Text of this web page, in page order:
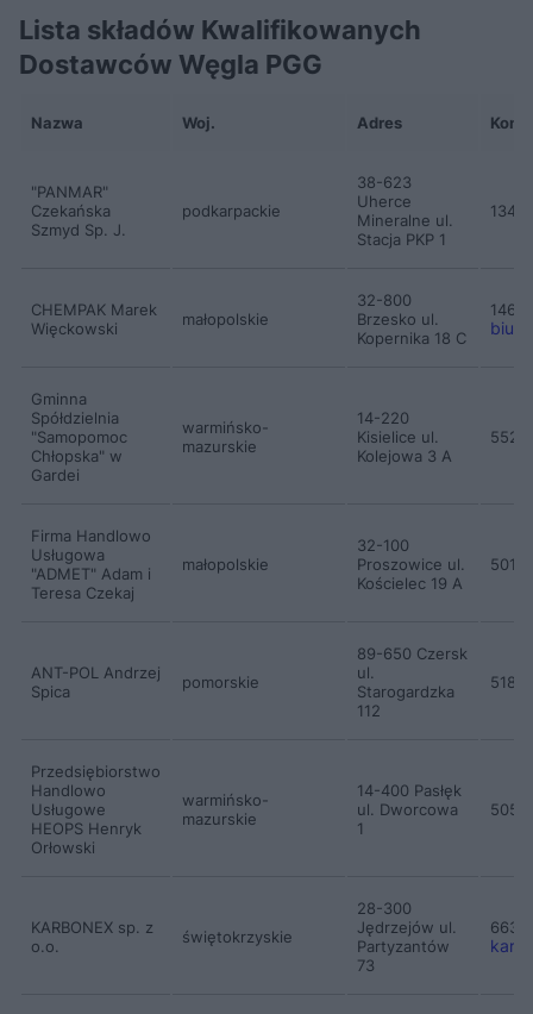
Lista składów Kwalifikowanych
Dostawców Węgla PGG
Nazwa Woj. Adres
"PANMAR"
Czekańska
Szmyd Sp. J.
podkarpackie
38-623
Uherce
Mineralne ul.
Stacja PKP 1
CHEMPAK Marek
Więckowski
małopolskie
32-800
Brzesko ul.
Kopernika 18 C
biuro
Gminna
Spółdzielnia
"Samopomoc
Chłopska" w
Gardei
warmińsko-
mazurskie
14-220
Kisielice ul.
Kolejowa 3 A
Firma Handlowo
Usługowa
"ADMET" Adam i
Teresa Czekaj
małopolskie
32-100
Proszowice ul.
Kościelec 19 A
ANT-POL Andrzej
Spica
pomorskie
89-650 Czersk
ul.
Starogardzka
112
Przedsiębiorstwo
Handlowo
Usługowe
HEOPS Henryk
Orłowski
warmińsko-
mazurskie
14-400 Pasłęk
ul. Dworcowa
1
KARBONEX sp. z
o.o.
świętokrzyskie
28-300
Jędrzejów ul.
Partyzantów
73